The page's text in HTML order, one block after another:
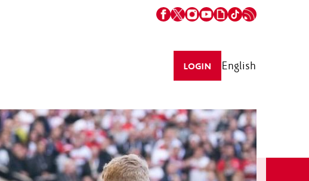
LOGIN English